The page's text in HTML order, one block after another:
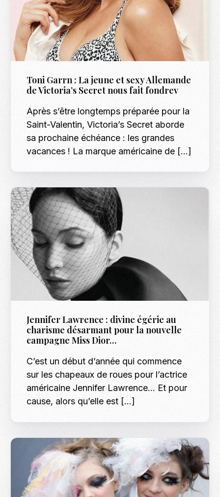
Toni Garrn : La jeune et sexy Allemande
de Victoria’s Secret nous fait fondrev
Après s’être longtemps préparée pour la
Saint-Valentin, Victoria’s Secret aborde
sa prochaine échéance : les grandes
vacances ! La marque américaine de […]
Jennifer Lawrence : divine égérie au
charisme désarmant pour la nouvelle
campagne Miss Dior…
C’est un début d’année qui commence
sur les chapeaux de roues pour l’actrice
américaine Jennifer Lawrence… Et pour
cause, alors qu’elle est […]